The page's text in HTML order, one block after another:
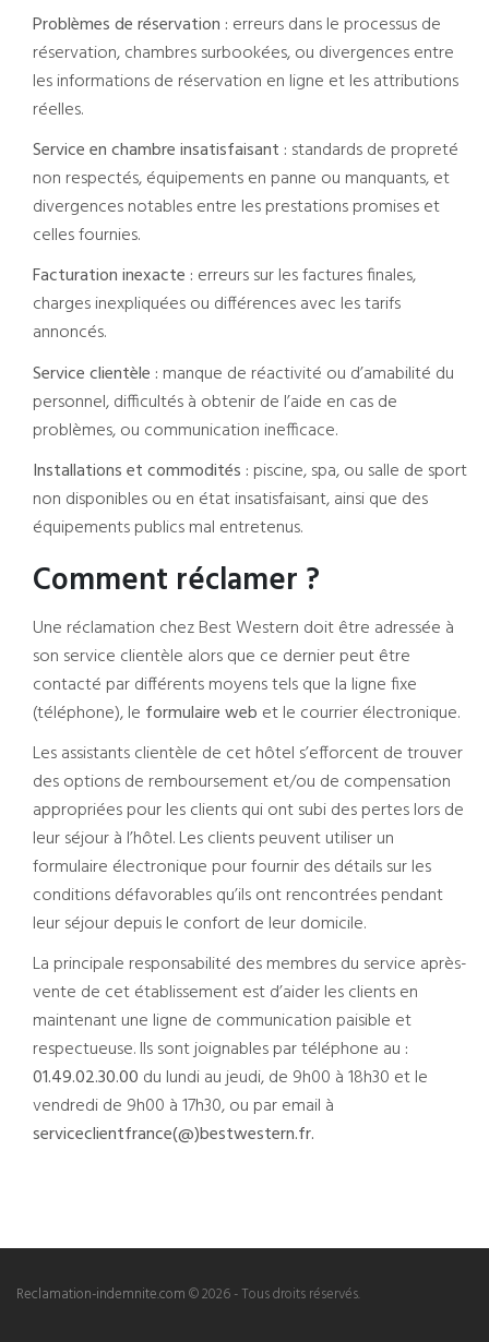
Problèmes de réservation : erreurs dans le processus de
réservation, chambres surbookées, ou divergences entre
les informations de réservation en ligne et les attributions
réelles.
Service en chambre insatisfaisant : standards de propreté
non respectés, équipements en panne ou manquants, et
divergences notables entre les prestations promises et
celles fournies.
Facturation inexacte : erreurs sur les factures finales,
charges inexpliquées ou différences avec les tarifs
annoncés.
Service clientèle : manque de réactivité ou d’amabilité du
personnel, difficultés à obtenir de l’aide en cas de
problèmes, ou communication inefficace.
Installations et commodités : piscine, spa, ou salle de sport
non disponibles ou en état insatisfaisant, ainsi que des
équipements publics mal entretenus.
Comment réclamer ?
Une réclamation chez Best Western doit être adressée à
son service clientèle alors que ce dernier peut être
contacté par différents moyens tels que la ligne fixe
(téléphone), le formulaire web et le courrier électronique.
Les assistants clientèle de cet hôtel s’efforcent de trouver
des options de remboursement et/ou de compensation
appropriées pour les clients qui ont subi des pertes lors de
leur séjour à l’hôtel. Les clients peuvent utiliser un
formulaire électronique pour fournir des détails sur les
conditions défavorables qu’ils ont rencontrées pendant
leur séjour depuis le confort de leur domicile.
La principale responsabilité des membres du service après-
vente de cet établissement est d’aider les clients en
maintenant une ligne de communication paisible et
respectueuse. Ils sont joignables par téléphone au :
01.49.02.30.00 du lundi au jeudi, de 9h00 à 18h30 et le
vendredi de 9h00 à 17h30, ou par email à
serviceclientfrance(@)bestwestern.fr.
Reclamation-indemnite.com© 2026 - Tous droits réservés.